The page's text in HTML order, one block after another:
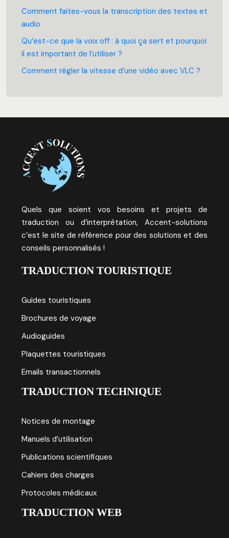
Comment faites-vous la transcription des textes et
audio
Qu’est-ce que la voix off : à quoi ça sert et pourquoi
il est important de l’utiliser ?
Comment régler la vitesse d’une vidéo avec VLC ?
Quels que soient vos besoins et projets de
traduction ou d’interprétation, Accent-solutions
c’est le site de référence pour des solutions et des
conseils personnalisés !
TRADUCTION TOURISTIQUE
Guides touristiques
Brochures de voyage
Audioguides
Plaquettes touristiques
Emails transactionnels
TRADUCTION TECHNIQUE
Notices de montage
Manuels d’utilisation
Publications scientifiques
Cahiers des charges
Protocoles médicaux
TRADUCTION WEB